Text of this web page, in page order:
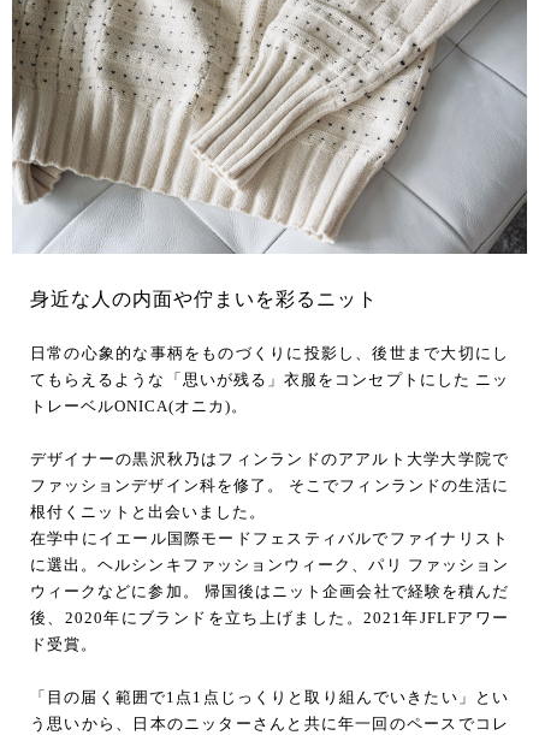
身近な人の内面や佇まいを彩るニット
日常の心象的な事柄をものづくりに投影し、後世まで大切にし
てもらえるような「思いが残る」衣服をコンセプトにした ニッ
トレーベルONICA(オニカ)。
デザイナーの黒沢秋乃はフィンランドのアアルト大学大学院で
ファッションデザイン科を修了。 そこでフィンランドの生活に
根付くニットと出会いました。
在学中にイエール国際モードフェスティバルでファイナリスト
に選出。ヘルシンキファッションウィーク、パリ ファッション
ウィークなどに参加。 帰国後はニット企画会社で経験を積んだ
後、2020年にブランドを立ち上げました。2021年JFLFアワー
ド受賞。
「目の届く範囲で1点1点じっくりと取り組んでいきたい」とい
う思いから、日本のニッターさんと共に年一回のペースでコレ